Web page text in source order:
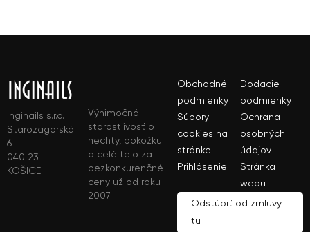
Inginails s.r.o.
Starozagorská
6
040 23
KOŠICE
Výnimočná
starostlivosť o
nechty, pokožku
a celé telo za
bezkonkurenčné
ceny už od roku
2007
Obchodné
podmienky
Dodacie
podmienky
Súbory
cookies na
stránke
Ochrana
osobných
údajov
Prihlásenie
Stránka
webu
Odstúpiť od zmluvy
tu